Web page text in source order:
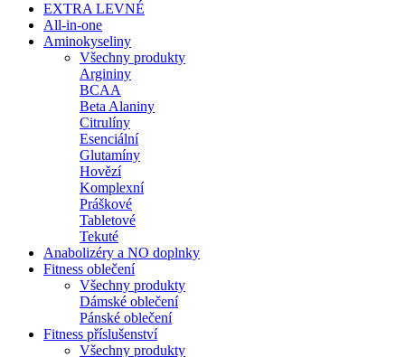
EXTRA LEVNÉ
All-in-one
Aminokyseliny
Všechny produkty
Argininy
BCAA
Beta Alaniny
Citrulíny
Esenciální
Glutamíny
Hovězí
Komplexní
Práškové
Tabletové
Tekuté
Anabolizéry a NO doplnky
Fitness oblečení
Všechny produkty
Dámské oblečení
Pánské oblečení
Fitness příslušenství
Všechny produkty